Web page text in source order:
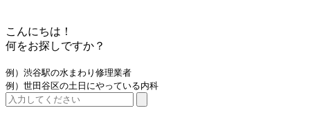
こんにちは！
何をお探しですか？
例）渋谷駅の水まわり修理業者
例）世田谷区の土日にやっている内科